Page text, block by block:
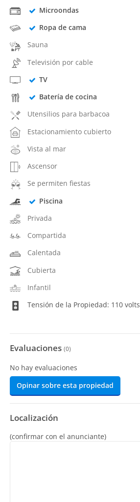
Microondas
Ropa de cama
Sauna
Televisión por cable
TV
Batería de cocina
Utensilios para barbacoa
Estacionamiento cubierto
Vista al mar
Ascensor
Se permiten fiestas
Piscina
Privada
Compartida
Calentada
Cubierta
Infantil
Tensión de la Propiedad: 110 volts
Evaluaciones (0)
No hay evaluaciones
Opinar sobre esta propiedad
Localización
(confirmar con el anunciante)